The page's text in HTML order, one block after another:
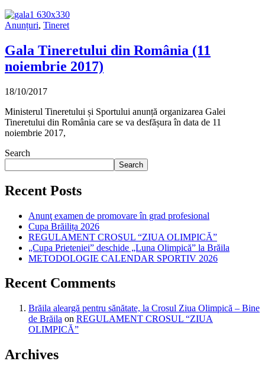
Anunțuri, Tineret
Gala Tineretului din România (11
noiembrie 2017)
18/10/2017
Ministerul Tineretului și Sportului anunță organizarea Galei
Tineretului din România care se va desfășura în data de 11
noiembrie 2017,
Search
Search
Recent Posts
Anunţ examen de promovare în grad profesional
Cupa Brăilița 2026
REGULAMENT CROSUL “ZIUA OLIMPICĂ”
„Cupa Prieteniei” deschide „Luna Olimpică” la Brăila
METODOLOGIE CALENDAR SPORTIV 2026
Recent Comments
Brăila aleargă pentru sănătate, la Crosul Ziua Olimpică – Bine
de Brăila on REGULAMENT CROSUL “ZIUA
OLIMPICĂ”
Archives